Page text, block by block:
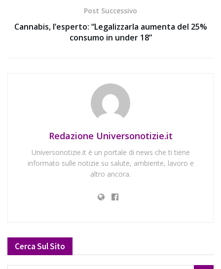
Post Successivo
Cannabis, l’esperto: “Legalizzarla aumenta del 25%
consumo in under 18”
Redazione Universonotizie.it
Universonotizie.it è un portale di news che ti tiene
informato sulle notizie su salute, ambiente, lavoro e
altro ancora.
Cerca Sul Sito